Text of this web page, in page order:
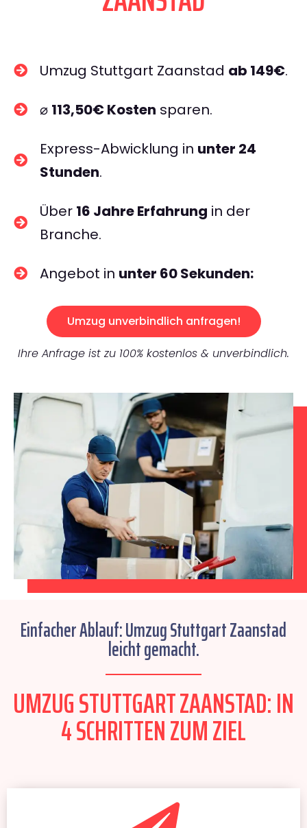
Umzug Stuttgart Zaanstad ab 149€.
⌀ 113,50€ Kosten sparen.
Express-Abwicklung in unter 24
Stunden.
Über 16 Jahre Erfahrung in der
Branche.
Angebot in unter 60 Sekunden:
Umzug unverbindlich anfragen!
Ihre Anfrage ist zu 100% kostenlos & unverbindlich.
Einfacher Ablauf: Umzug Stuttgart Zaanstad
leicht gemacht.
UMZUG STUTTGART ZAANSTAD: IN
4 SCHRITTEN ZUM ZIEL